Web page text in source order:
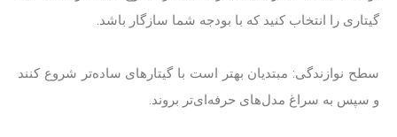
گیتاری را انتخاب کنید که با بودجه شما سازگار باشد.
سطح نوازندگی: مبتدیان بهتر است با گیتارهای ساده‌تر شروع کنند
و سپس به سراغ مدل‌های حرفه‌ای‌تر بروند.